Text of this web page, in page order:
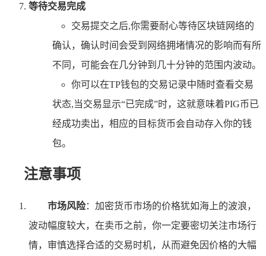
等待交易完成
交易提交之后,你需要耐心等待区块链网络的
确认，确认时间会受到网络拥堵情况的影响而有所
不同，可能会在几分钟到几十分钟的范围内波动。
你可以在TP钱包的交易记录中随时查看交易
状态,当交易显示“已完成”时，这就意味着PIG币已
经成功卖出，相应的目标货币会自动存入你的钱
包。
注意事项
市场风险：加密货币市场的价格犹如海上的波浪，
波动幅度较大，在卖币之前，你一定要密切关注市场行
情，审慎选择合适的交易时机，从而避免因价格的大幅